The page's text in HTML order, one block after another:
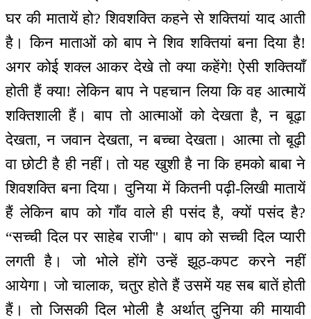
घर की मातायें हो? शिवशक्ति कहने से शक्तियां याद आती
है। किन माताओं को बाप ने शिव शक्तियां बना दिया है!
अगर कोई शक्ल आकर देखे तो क्या कहेंगे! ऐसी शक्तियाँ
होती हैं क्या! लेकिन बाप ने पहचान लिया कि वह आत्मायें
शक्तिशाली हैं। बाप तो आत्माओं को देखता है, न बूढ़ा
देखता, न जवान देखता, न बच्चा देखता। आत्मा तो बूढ़ी
वा छोटी है ही नहीं। तो यह खुशी है ना कि हमको बाबा ने
शिवशक्ति बना दिया। दुनिया में कितनी पढ़ी-लिखी मातायें
हैं लेकिन बाप को गाँव वाले ही पसंद है, क्यों पसंद है?
“सच्ची दिल पर साहेब राजी''। बाप को सच्ची दिल प्यारी
लगती है। जो भोले होंगे उन्हें झूठ-कपट करने नहीं
आयेगा। जो चालाक, चतुर होते हैं उसमें यह सब बातें होती
हैं। तो जिसकी दिल भोली है अर्थात् दुनिया की मायावी